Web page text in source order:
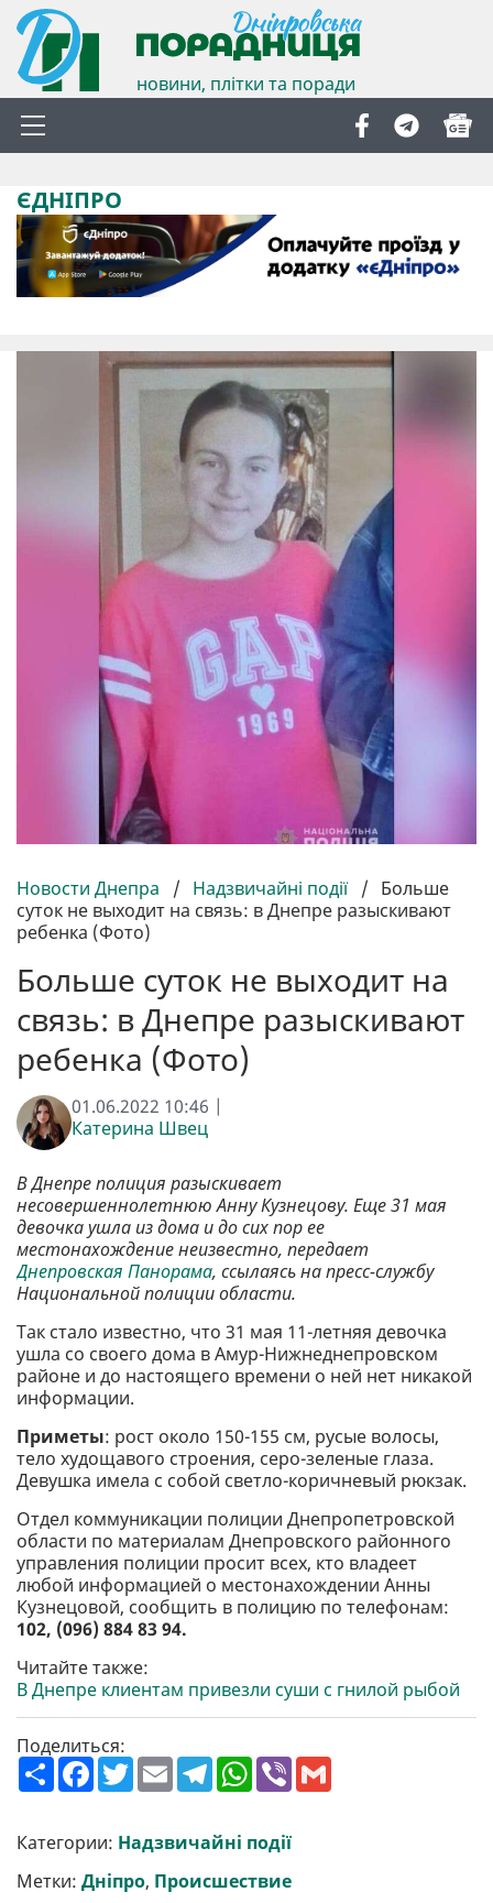
новини, плітки та поради
ЄДНІПРО
Новости Днепра / Надзвичайні події / Больше
суток не выходит на связь: в Днепре разыскивают
ребенка (Фото)
Больше суток не выходит на
связь: в Днепре разыскивают
ребенка (Фото)
01.06.2022 10:46 |
Катерина Швец
В Днепре полиция разыскивает
несовершеннолетнюю Анну Кузнецову. Еще 31 мая
девочка ушла из дома и до сих пор ее
местонахождение неизвестно, передает
Днепровская Панорама, ссылаясь на пресс-службу
Национальной полиции области.
Так стало известно, что 31 мая 11-летняя девочка
ушла со своего дома в Амур-Нижнеднепровском
районе и до настоящего времени о ней нет никакой
информации.
Приметы: рост около 150-155 см, русые волосы,
тело худощавого строения, серо-зеленые глаза.
Девушка имела с собой светло-коричневый рюкзак.
Отдел коммуникации полиции Днепропетровской
области по материалам Днепровского районного
управления полиции просит всех, кто владеет
любой информацией о местонахождении Анны
Кузнецовой, сообщить в полицию по телефонам:
102, (096) 884 83 94.
Читайте также:
В Днепре клиентам привезли суши с гнилой рыбой
Поделиться:
П
о
р
и
т
и
F
a
b
o
o
k
T
w
t
e
r
E
m
l
T
e
g
r
a
m
W
h
s
A
p
p
V
Категории: Надзвичайні події
Метки: Дніпро, Происшествие